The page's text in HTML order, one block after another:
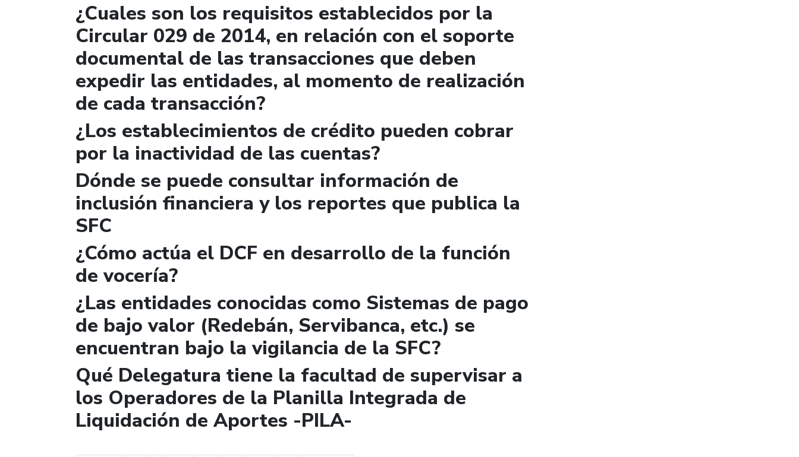
¿Cuales son los requisitos establecidos por la
Circular 029 de 2014, en relación con el soporte
documental de las transacciones que deben
expedir las entidades, al momento de realización
de cada transacción?
¿Los establecimientos de crédito pueden cobrar
por la inactividad de las cuentas?
Dónde se puede consultar información de
inclusión financiera y los reportes que publica la
SFC
¿Cómo actúa el DCF en desarrollo de la función
de vocería?
¿Las entidades conocidas como Sistemas de pago
de bajo valor (Redebán, Servibanca, etc.) se
encuentran bajo la vigilancia de la SFC?
Qué Delegatura tiene la facultad de supervisar a
los Operadores de la Planilla Integrada de
Liquidación de Aportes -PILA-